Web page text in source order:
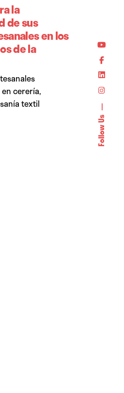
Follow Us
la
de sus
en los
de la
cerería,
textil